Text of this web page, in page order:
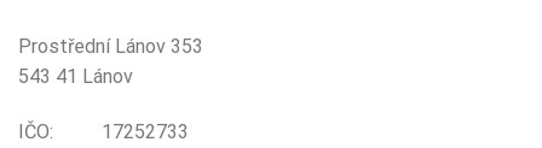
Prostřední Lánov 353
543 41 Lánov
IČO: 17252733